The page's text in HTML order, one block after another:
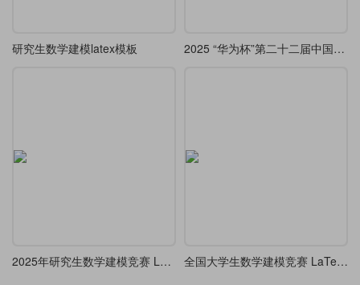
研究生数学建模latex模板 2025 “华为杯”第二十二届中国研究生数学建模 LaTeX 模版更新了
2025年研究生数学建模竞赛 LaTeX 模板 全国大学生数学建模竞赛 LaTeX 模板 - 2025年更新